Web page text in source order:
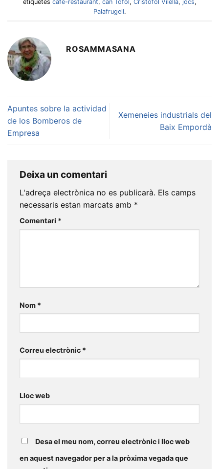
etiquetes café-restaurant, can Tòfol , Cristòfol Vilella, jocs,
Palafrugell.
ROSAMMASANA
Apuntes sobre la actividad
de los Bomberos de
Empresa
Xemeneies industrials del
Baix Empordà
Deixa un comentari
L'adreça electrònica no es publicarà. Els camps
necessaris estan marcats amb *
Comentari *
Nom *
Correu electrònic *
Lloc web
Desa el meu nom, correu electrònic i lloc web
en aquest navegador per a la pròxima vegada que